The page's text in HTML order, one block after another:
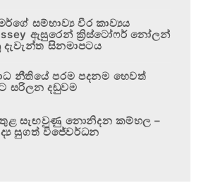
සම්භාව්‍ය වීර කාව්‍යය
ඇසුරෙන් ක්‍රිස්ටෝෆර් නෝලන්
දැවැන්ත සිනමාපටය
නීතියේ පරම පදනම හෙවත්
සරිලන දඬුවම
සැඟවුණු නොනිදන කම්හල –
සුගත් විජේවර්ධන